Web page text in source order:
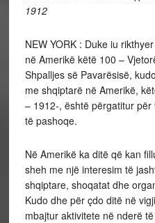
1912
NEW YORK : Duke iu
në Amerikë këtë 100 –
Shpalljes së Pavarësisë,
me shqiptarë në Amerikë,
– 1912-, është përgatitur për
të pashoqe.
Në Amerikë ka ditë që kan
sheh me një interesim të
shqiptare, shoqatat dhe
Kudo dhe për çdo ditë në
mbajtur aktivitete në nderë